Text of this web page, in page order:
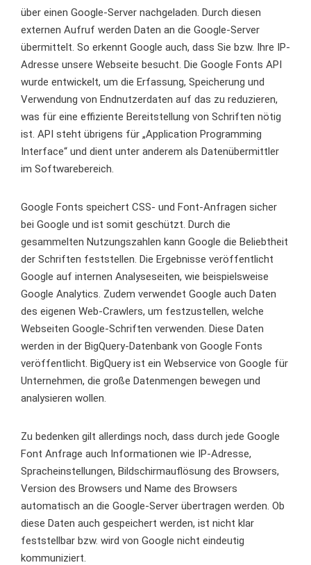
über einen Google-Server nachgeladen. Durch diesen
externen Aufruf werden Daten an die Google-Server
übermittelt. So erkennt Google auch, dass Sie bzw. Ihre IP-
Adresse unsere Webseite besucht. Die Google Fonts API
wurde entwickelt, um die Erfassung, Speicherung und
Verwendung von Endnutzerdaten auf das zu reduzieren,
was für eine effiziente Bereitstellung von Schriften nötig
ist. API steht übrigens für „Application Programming
Interface“ und dient unter anderem als Datenübermittler
im Softwarebereich.
Google Fonts speichert CSS- und Font-Anfragen sicher
bei Google und ist somit geschützt. Durch die
gesammelten Nutzungszahlen kann Google die Beliebtheit
der Schriften feststellen. Die Ergebnisse veröffentlicht
Google auf internen Analyseseiten, wie beispielsweise
Google Analytics. Zudem verwendet Google auch Daten
des eigenen Web-Crawlers, um festzustellen, welche
Webseiten Google-Schriften verwenden. Diese Daten
werden in der BigQuery-Datenbank von Google Fonts
veröffentlicht. BigQuery ist ein Webservice von Google für
Unternehmen, die große Datenmengen bewegen und
analysieren wollen.
Zu bedenken gilt allerdings noch, dass durch jede Google
Font Anfrage auch Informationen wie IP-Adresse,
Spracheinstellungen, Bildschirmauflösung des Browsers,
Version des Browsers und Name des Browsers
automatisch an die Google-Server übertragen werden. Ob
diese Daten auch gespeichert werden, ist nicht klar
feststellbar bzw. wird von Google nicht eindeutig
kommuniziert.